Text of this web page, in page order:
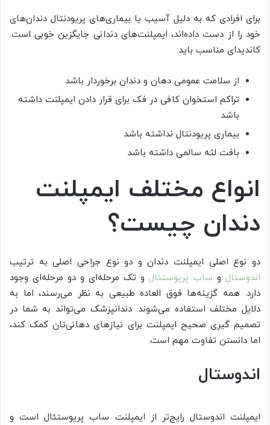
برای افرادی که به دلیل آسیب یا بیماری‌های پریودنتال دندان‌های
خود را از دست داده‌اند، ایمپلنت‌های دندانی جایگزین خوبی است.
کاندیدای مناسب باید:
از سلامت عمومی دهان و دندان برخوردار باشد
تراکم استخوان کافی در فک برای قرار دادن ایمپلنت داشته
باشد
بیماری پریودنتال نداشته باشد
بافت لثه سالمی داشته باشد
انواع مختلف ایمپلنت
دندان چیست؟
دو نوع اصلی ایمپلنت دندان و دو نوع جراحی اصلی به ترتیب
اندوستال و ساب پریوستئال و تک مرحله‌ای و دو مرحله‌ای وجود
دارد. همه گزینه‌ها فوق العاده طبیعی به نظر می‌رسند، اما به
دلایل مختلف استفاده می‌شوند. دندانپزشک می‌تواند به شما در
تصمیم گیری صحیح ایمپلنت برای نیازهای دهانی‌تان کمک کند،
اما دانستن تفاوت مهم است.
اندوستال
ایمپلنت اندوستال رایج‌تر از ایمپلنت ساب پریوستئال است و